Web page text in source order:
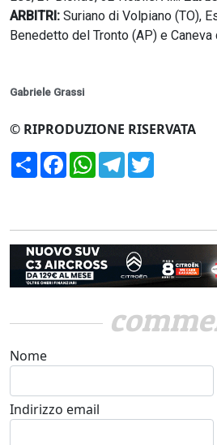
ARBITRI: Suriano di Volpiano (TO),
Benedetto del Tronto (AP) e Caneva
Gabriele Grassi
© RIPRODUZIONE RISERVATA
CondividiFacebookWhatsApp
Telegram
Nome
Indirizzo email